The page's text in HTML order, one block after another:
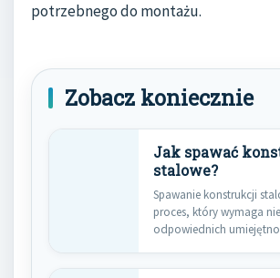
potrzebnego do montażu.
Zobacz koniecznie
Jak spawać
stalowe?
Spawanie konstrukcji
proces, który wymaga
odpowiednich